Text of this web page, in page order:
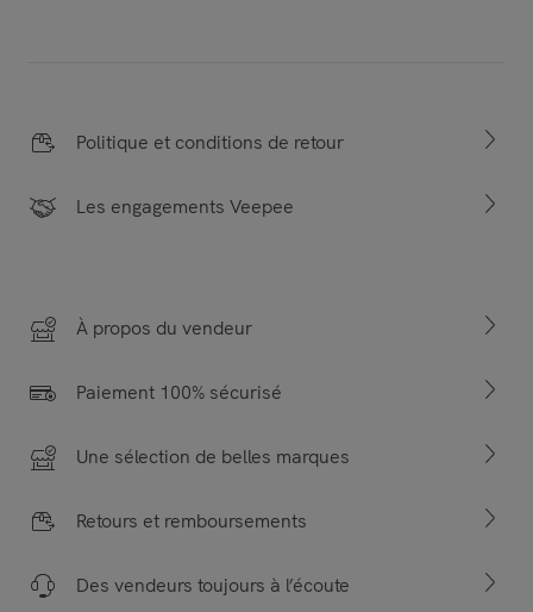
Politique et conditions de retour
Les engagements Veepee
À propos du vendeur
Paiement 100% sécurisé
Une sélection de belles marques
Retours et remboursements
Des vendeurs toujours à l’écoute